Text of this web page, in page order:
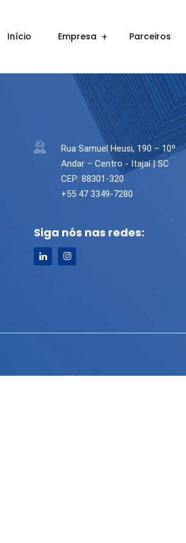
Início Empresa Parceiros
Rua Samuel Heusi, 190 – 10º
Andar – Centro - Itajaí | SC
CEP: 88301-320
+55 47 3349-7280
Siga nós nas redes: